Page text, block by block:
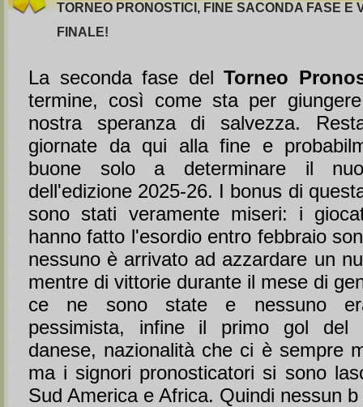
TORNEO PRONOSTICI, FINE SACONDA FASE E
FINALE!
La seconda fase delTorneo
termine, così come sta per
nostra speranza di salvezza.
giornate da qui alla fine e
buone solo a determinare il
dell'edizione 2025-26. I bonus di
sono stati veramente miseri: i
hanno fatto l'esordio entro febbraio
nessuno è arrivato ad azzardare un
mentre di vittorie durante il mese di
ce ne sono state e nessuno
pessimista, infine il primo gol del
danese, nazionalità che ci è sempre
ma i signori pronosticatori si sono
Sud America e Africa. Quindi nessun